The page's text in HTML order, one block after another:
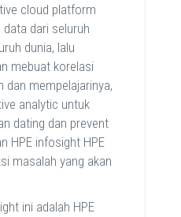
cloud platform
dari seluruh
dunia, lalu
mebuat korelasi
dan mempelajarinya,
analytic untuk
dating dan prevent
HPE infosight HPE
masalah yang akan
ini adalah HPE